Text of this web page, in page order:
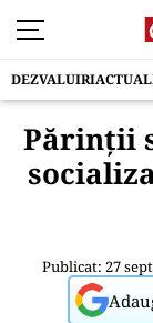
DEZVALUIRI
Părinții
Publicat: 27